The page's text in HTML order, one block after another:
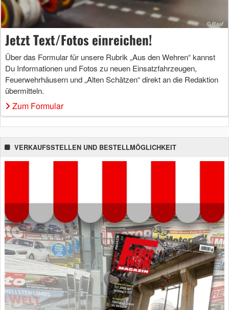
Jetzt Text/Fotos einreichen!
Über das Formular für unsere Rubrik „Aus den Wehren“ kannst
Du Informationen und Fotos zu neuen Einsatzfahrzeugen,
Feuerwehrhäusern und „Alten Schätzen“ direkt an die Redaktion
übermitteln.
Zum Formular
VERKAUFSSTELLEN UND BESTELLMÖGLICHKEIT